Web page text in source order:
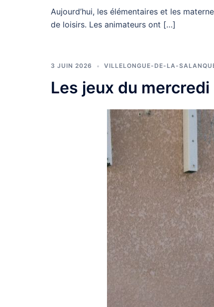
Aujourd’hui, les élémentaires et les
de loisirs. Les animateurs ont […]
3 JUIN 2026 VILLELONGUE-DE-LA-
Les jeux du